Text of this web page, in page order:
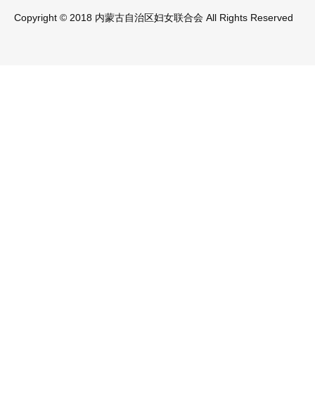
Copyright © 2018 内蒙古自治区妇女联合会 All Rights Reserved